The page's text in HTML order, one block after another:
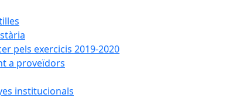
pels exercicis 2019-2020
a proveïdors
institucionals